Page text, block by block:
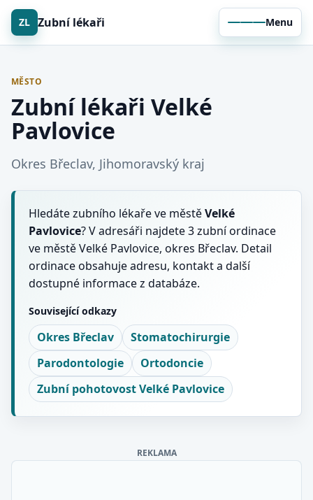
ZL Zubní lékaři Menu
MĚSTO
Zubní lékaři Velké
Pavlovice
Okres Břeclav, Jihomoravský kraj
Hledáte zubního lékaře ve městěVelké
Pavlovice? V adresáři najdete 3 zubní ordinace
ve městě Velké Pavlovice, okres Břeclav. Detail
ordinace obsahuje adresu, kontakt a další
dostupné informace z databáze.
Související odkazy
Okres Břeclav
Stomatochirurgie
Parodontologie
Ortodoncie
Zubní pohotovost Velké Pavlovice
REKLAMA